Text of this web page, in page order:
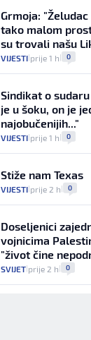
Grmoja:
tako malom
su trovali našu
VIJESTI prije 1 h 0
Sindikat o
je u šoku, on je
najobučenijih..."
VIJESTI prije 1 h 0
Stiže nam Texas
VIJESTI prije 2 h 0
Doseljenici
vojnicima
"život čine
SVIJET prije 2 h 0